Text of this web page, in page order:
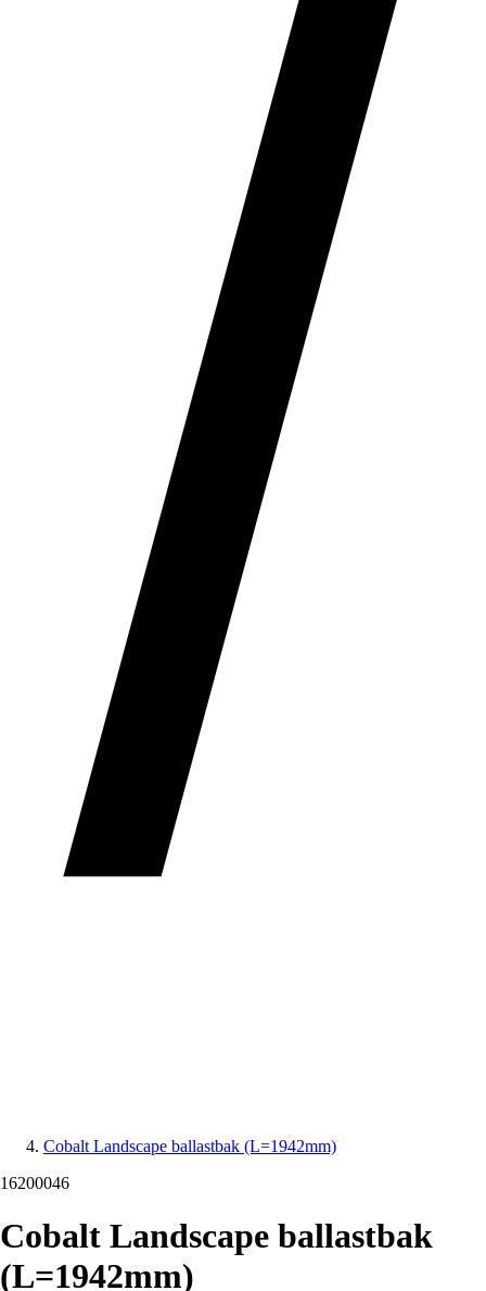
Cobalt Landscape ballastbak (L=1942mm)
16200046
Cobalt Landscape ballastbak
(L=1942mm)